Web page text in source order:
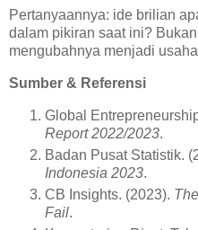
Pertanyaannya: ide brilian
dalam pikiran saat ini?
mengubahnya menjadi
Sumber & Referensi
Global
Report 2022/2023.
Badan Pusat Statistik.
Indonesia 2023.
CB Insights. (2023).
Fail.